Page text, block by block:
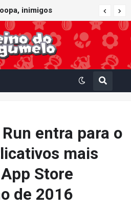
inimigos
Mario, viram brinquedos
World
entra para o
mais
Store
de 2016